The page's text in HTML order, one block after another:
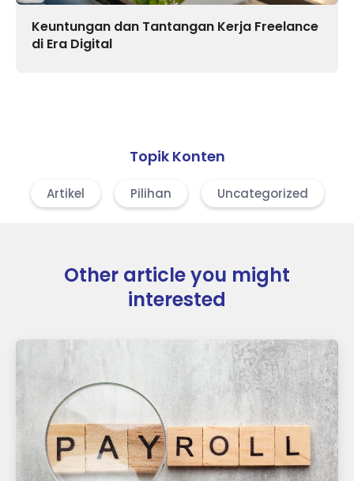
Keuntungan dan Tantangan Kerja Freelance
di Era Digital
Topik Konten
Artikel Pilihan Uncategorized
Other article you might
interested